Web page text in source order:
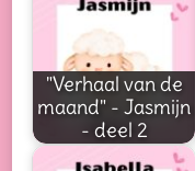
"Verhaal van de
maand" - Jasmijn
- deel 2